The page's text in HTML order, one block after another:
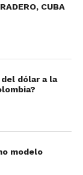
el
hardware,
CUBA
dólar a la
modelo